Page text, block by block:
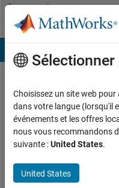
Passer au contenu
Community
Profile
Wei
Last
seen:
plus
d'un
an il
Choisissez un site web
dans votre langue (lorsqu'il
événements et les offres
nous vous recommandons
suivante :United States.
United States